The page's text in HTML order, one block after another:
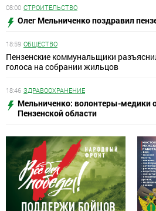
08:00 СТРОИТЕЛЬСТВО
Олег Мельниченко поздравил
18:59 ОБЩЕСТВО
Пензенские коммунальщики
голоса на собрании жильцов
18:46 ЗДРАВООХРАНЕНИЕ
Мельниченко: волонтеры-медики
Пензенской области